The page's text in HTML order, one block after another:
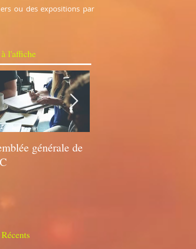
ou des expositions par
l'affiche
générale de